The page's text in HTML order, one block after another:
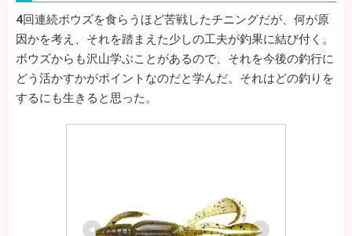
4回連続ボウズを食らうほど苦戦したチニングだが、何が原
因かを考え、それを踏まえた少しの工夫が釣果に結び付く。
ボウズからも沢山学ぶことがあるので、それを今後の釣行に
どう活かすかがポイントなのだと学んだ。それはどの釣りを
するにも生きると思った。